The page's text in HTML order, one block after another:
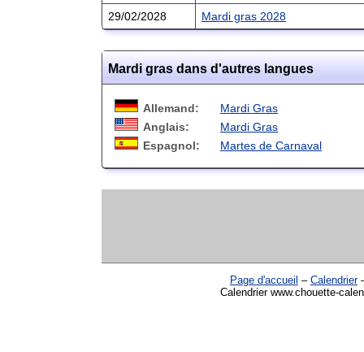
29/02/2028
Mardi gras 2028
Mardi gras dans d'autres langues
Allemand:
Mardi Gras
Anglais:
Mardi Gras
Espagnol:
Martes de Carnaval
Page d'accueil – Calendrier
Calendrier www.chouette-